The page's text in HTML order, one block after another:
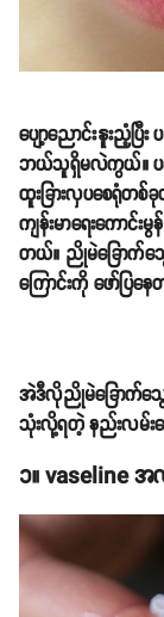
ပျော့ညောင်းနူးညံ့ပ
ဘယ်သူရှိမလဲကွယ်။ ပန်
ထူးခြားလှပစေရုံတ
ကျန်းမာရေးကောင်
တယ်။ ညိုမဲခြောက်သွေ့
ကြောင်းကို ဖော်ပြ
အဲဒီလိုညိုမဲခြောက်သွ
သုံးလို့ရတဲ့ နည်းလမ်း
၁။ vaseline